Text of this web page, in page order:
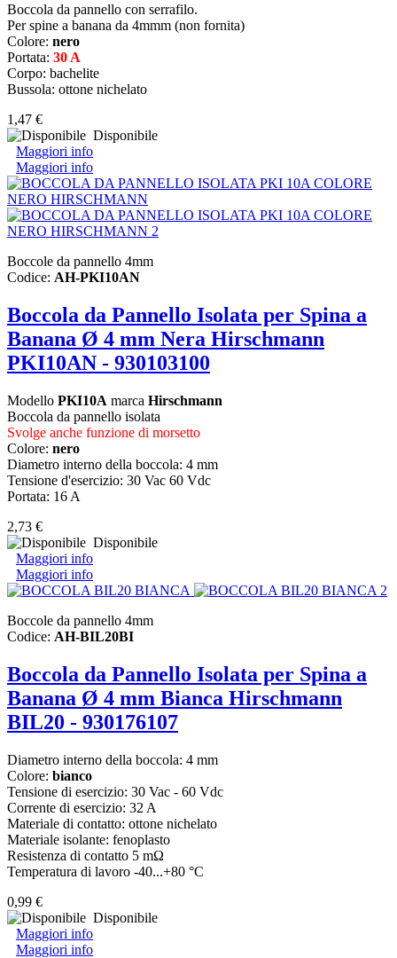
Boccola da pannello con serrafilo.
Per spine a banana da 4mmm (non fornita)
Colore: nero
Portata: 30 A
Corpo: bachelite
Bussola: ottone nichelato
1,47 €
Disponibile
Maggiori info
Maggiori info
Boccole da pannello 4mm
Codice: AH-PKI10AN
Boccola da Pannello Isolata per Spina a
Banana Ø 4 mm Nera Hirschmann
PKI10AN - 930103100
Modello PKI10A marca Hirschmann
Boccola da pannello isolata
Svolge anche funzione di morsetto
Colore: nero
Diametro interno della boccola: 4 mm
Tensione d'esercizio: 30 Vac 60 Vdc
Portata: 16 A
2,73 €
Disponibile
Maggiori info
Maggiori info
Boccole da pannello 4mm
Codice: AH-BIL20BI
Boccola da Pannello Isolata per Spina a
Banana Ø 4 mm Bianca Hirschmann
BIL20 - 930176107
Diametro interno della boccola: 4 mm
Colore: bianco
Tensione di esercizio: 30 Vac - 60 Vdc
Corrente di esercizio: 32 A
Materiale di contatto: ottone nichelato
Materiale isolante: fenoplasto
Resistenza di contatto 5 mΩ
Temperatura di lavoro -40...+80 °C
0,99 €
Disponibile
Maggiori info
Maggiori info